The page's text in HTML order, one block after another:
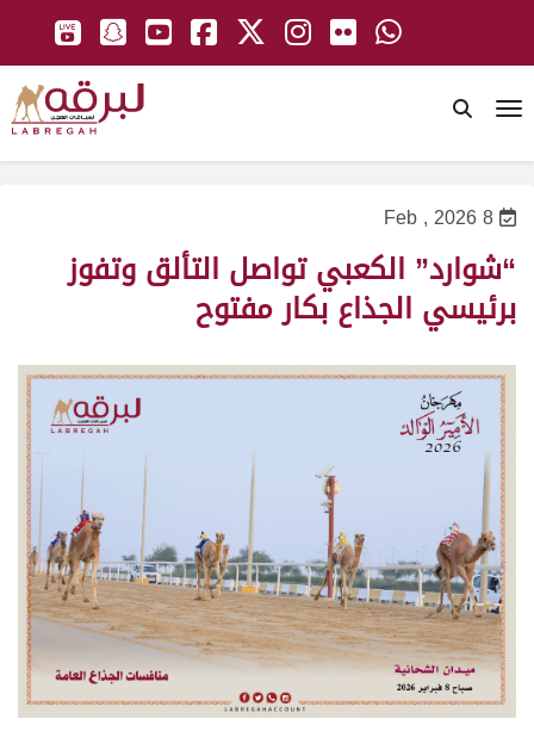
8 Feb , 2026
“شوارد” الكعبي تواصل التألق وتفوز
برئيسي الجذاع بكار مفتوح